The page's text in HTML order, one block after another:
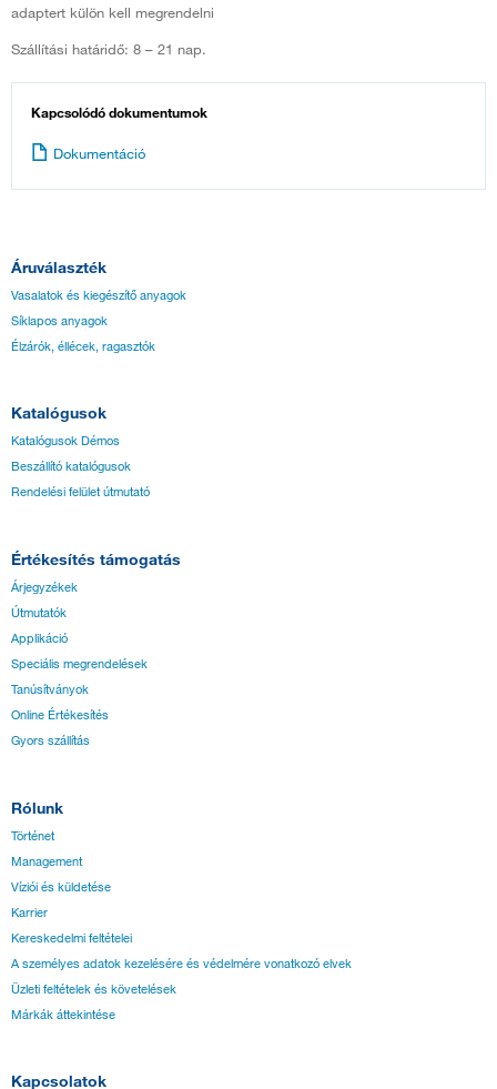
adaptert külön kell megrendelni
Szállítási határidő: 8 – 21 nap.
Kapcsolódó dokumentumok
Dokumentáció
Áruválaszték
Vasalatok és kiegészítő anyagok
Síklapos anyagok
Élzárók, éllécek, ragasztók
Katalógusok
Katalógusok Démos
Beszállító katalógusok
Rendelési felület útmutató
Értékesítés támogatás
Árjegyzékek
Útmutatók
Applikáció
Speciális megrendelések
Tanúsítványok
Online Értékesítés
Gyors szállítás
Rólunk
Történet
Management
Víziói és küldetése
Karrier
Kereskedelmi feltételei
A személyes adatok kezelésére és védelmére vonatkozó elvek
Üzleti feltételek és követelések
Márkák áttekintése
Kapcsolatok